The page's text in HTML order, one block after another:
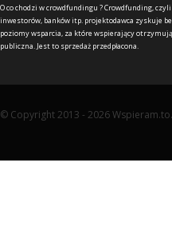
O co chodzi w crowdfundingu ?Crowdfunding,
inwestorów, banków itp. projektodawca zyskuje
poziomy wsparcia, za które wspierający
publiczna. Jest to sprzedaż przedpłacona.
© Copyright 2013 - 2026